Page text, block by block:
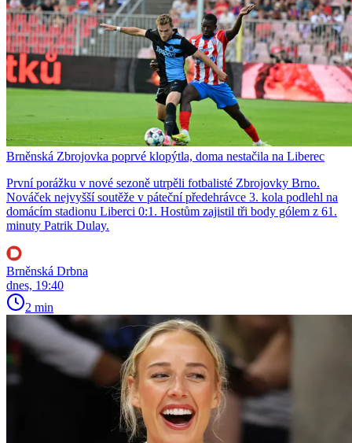
Brněnská Zbrojovka poprvé klopýtla, doma nestačila na Liberec
První porážku v nové sezoně utrpěli fotbalisté Zbrojovky Brno.
Nováček nejvyšší soutěže v páteční předehrávce 3. kola podlehl na
domácím stadionu Liberci 0:1. Hostům zajistil tři body gólem z 61.
minuty Patrik Dulay.
Brněnská Drbna
dnes, 19:40
2 min